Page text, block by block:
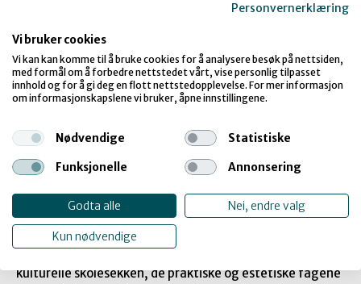
Jorunn Spord Borgen er en erfaren kultur- og
utdanningsforsker og lærerutdanner.
kulturelle skolesekken, de praktiske og estetiske fagene
Personvernerklæring
Vi bruker cookies
Vi kan kan komme til å bruke cookies for å analysere besøk på nettsiden,
med formål om å forbedre nettstedet vårt, vise personlig tilpasset
innhold og for å gi deg en flott nettstedopplevelse. For mer informasjon
om informasjonskapslene vi bruker, åpne innstillingene.
Nødvendige
Statistiske
Funksjonelle
Annonsering
Godta alle Nei, endre valg
Kun nødvendige